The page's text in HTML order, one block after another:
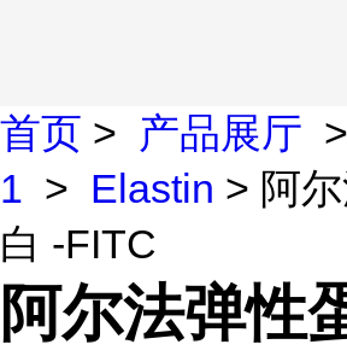
首页 > 产品展厅 >
1 > Elastin > 阿
白 -FITC
阿尔法弹性